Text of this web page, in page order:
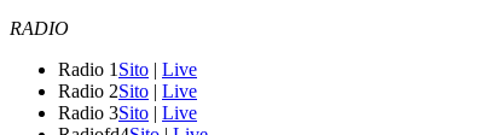
RADIO
Radio 1 Sito | Live
Radio 2Sito | Live
Radio 3Sito | Live